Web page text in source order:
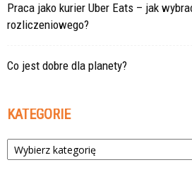
Praca jako kurier Uber Eats – jak
rozliczeniowego?
Co jest dobre dla planety?
KATEGORIE
Kategorie